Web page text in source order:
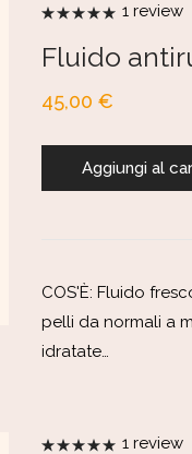
su 5
1review
Fluido
45,00 €
Aggiungi al
COS'È: Fluido
pelli da normali a
idratate…
1review